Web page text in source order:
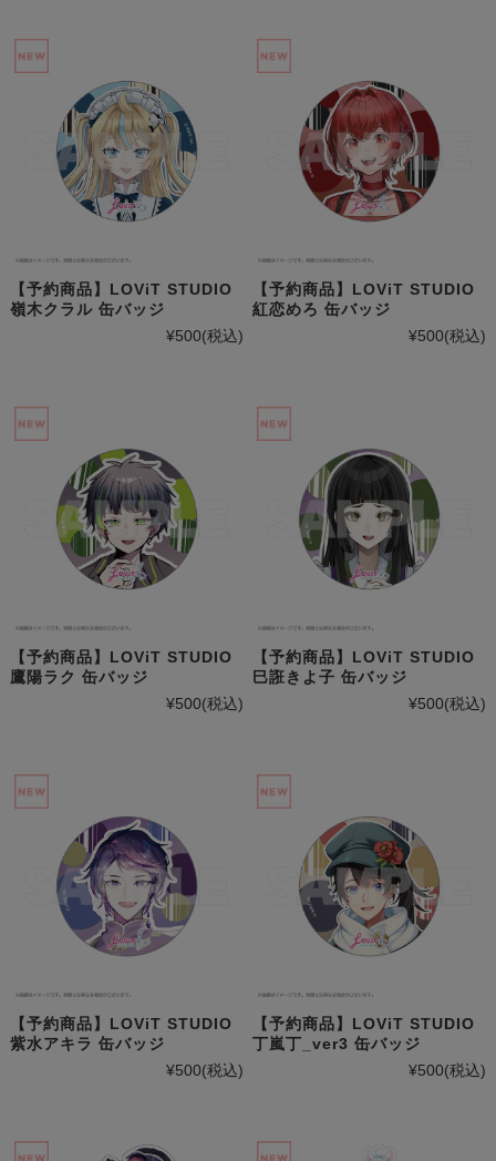
【予約商品】LOViT STUDIO
嶺木クラル 缶バッジ
¥500(税込)
【予約商品】LOViT STUDIO
紅恋めろ 缶バッジ
¥500(税込)
【予約商品】LOViT STUDIO
鷹陽ラク 缶バッジ
¥500(税込)
【予約商品】LOViT STUDIO
巳誑きよ子 缶バッジ
¥500(税込)
【予約商品】LOViT STUDIO
紫水アキラ 缶バッジ
¥500(税込)
【予約商品】LOViT STUDIO
丁嵐丁_ver3 缶バッジ
¥500(税込)